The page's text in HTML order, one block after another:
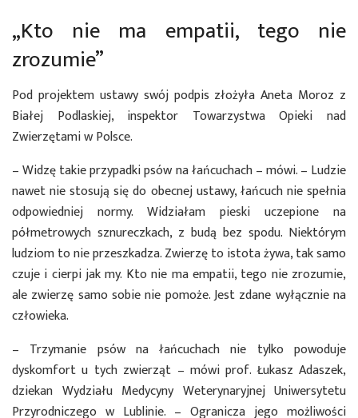
„Kto nie ma empatii, tego nie
zrozumie”
Pod projektem ustawy swój podpis złożyła Aneta Moroz z
Białej Podlaskiej, inspektor Towarzystwa Opieki nad
Zwierzętami w Polsce.
– Widzę takie przypadki psów na łańcuchach – mówi. – Ludzie
nawet nie stosują się do obecnej ustawy, łańcuch nie spełnia
odpowiedniej normy. Widziałam pieski uczepione na
półmetrowych sznureczkach, z budą bez spodu. Niektórym
ludziom to nie przeszkadza. Zwierzę to istota żywa, tak samo
czuje i cierpi jak my. Kto nie ma empatii, tego nie zrozumie,
ale zwierzę samo sobie nie pomoże. Jest zdane wyłącznie na
człowieka.
– Trzymanie psów na łańcuchach nie tylko powoduje
dyskomfort u tych zwierząt – mówi prof. Łukasz Adaszek,
dziekan Wydziału Medycyny Weterynaryjnej Uniwersytetu
Przyrodniczego w Lublinie. – Ogranicza jego możliwości